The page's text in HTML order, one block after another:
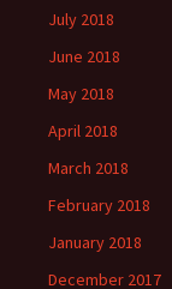
July 2018
June 2018
May 2018
April 2018
March 2018
February 2018
January 2018
December 2017